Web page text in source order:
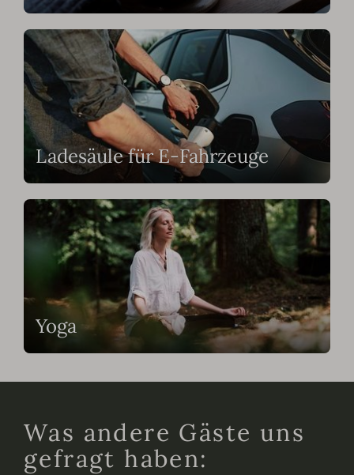
Ladesäule für E-Fahrzeuge
Yoga
Was andere Gäste uns
gefragt haben: